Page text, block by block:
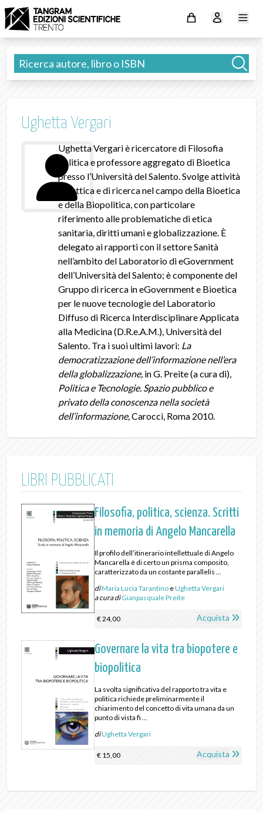
Ughetta Vergari
Ughetta Vergari è ricercatore di Filosofia
politica e professore aggregato di Bioetica
presso l’Università del Salento. Svolge attività
didattica e di ricerca nel campo della Bioetica
e della Biopolitica, con particolare
riferimento alle problematiche di etica
sanitaria, diritti umani e globalizzazione. È
delegato ai rapporti con il settore Sanità
nell’ambito del Laboratorio di eGovernment
dell’Università del Salento; è componente del
Gruppo di ricerca in eGovernment e Bioetica
per le nuove tecnologie del Laboratorio
Diffuso di Ricerca Interdisciplinare Applicata
alla Medicina (D.R.e.A.M.), Università del
Salento. Tra i suoi ultimi lavori: La
democratizzazione dell’informazione nell’era
della globalizzazione, in G. Preite (a cura di),
Politica e Tecnologie. Spazio pubblico e
privato della conoscenza nella società
dell’informazione,Carocci, Roma 2010.
LIBRI PUBBLICATI
Filosofia, politica, scienza. Scritti
in memoria di Angelo Mancarella
Il profilo dell’itinerario intellettuale di Angelo
Mancarella è di certo un prisma composito,
caratterizzato da un costante parallelis ...
diMaria Lucia Tarantino eUghetta Vergari
a cura diGianpasquale Preite
€ 24,00 Acquista
Governare la vita tra biopotere e
biopolitica
La svolta significativa del rapporto tra vita e
politica richiede preliminarmente il
chiarimento del concetto di vita umana da un
punto di vista fi ...
diUghetta Vergari
€ 15,00 Acquista